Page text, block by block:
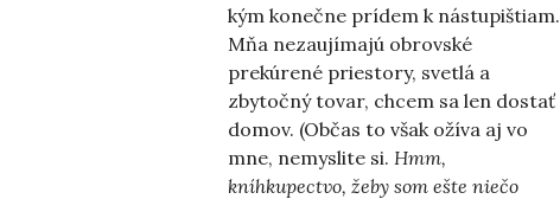
kým konečne prídem k nástupištiam.
Mňa nezaujímajú obrovské
prekúrené priestory, svetlá a
zbytočný tovar, chcem sa len dostať
domov. (Občas to však ožíva aj vo
mne, nemyslite si. Hmm,
kníhkupectvo, žeby som ešte niečo